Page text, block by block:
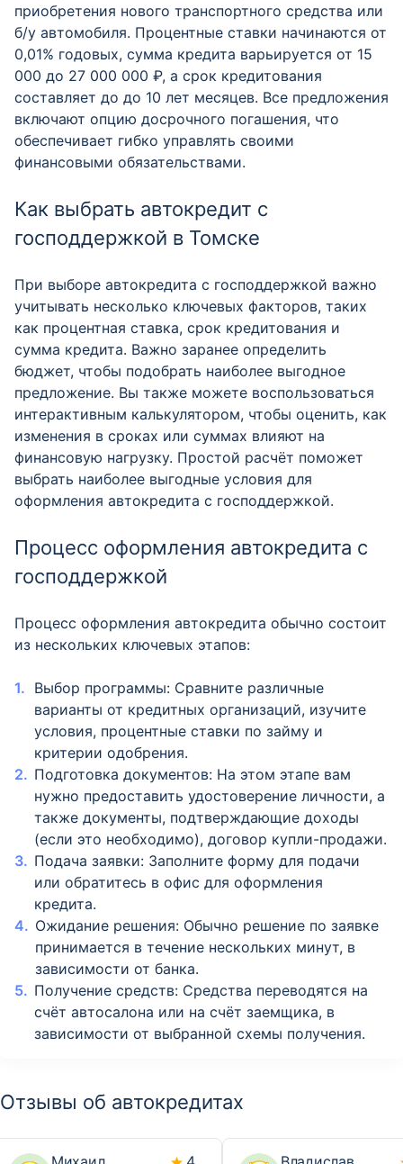
приобретения нового транспортного средства или
б/у автомобиля. Процентные ставки начинаются от
0,01% годовых, сумма кредита варьируется от 15
000 до 27 000 000 ₽, а срок кредитования
составляет до до 10 лет месяцев. Все предложения
включают опцию досрочного погашения, что
обеспечивает гибко управлять своими
финансовыми обязательствами.
Как выбрать автокредит с
господдержкой в Томске
При выборе автокредита с господдержкой важно
учитывать несколько ключевых факторов, таких
как процентная ставка, срок кредитования и
сумма кредита. Важно заранее определить
бюджет, чтобы подобрать наиболее выгодное
предложение. Вы также можете воспользоваться
интерактивным калькулятором, чтобы оценить, как
изменения в сроках или суммах влияют на
финансовую нагрузку. Простой расчёт поможет
выбрать наиболее выгодные условия для
оформления автокредита с господдержкой.
Процесс оформления автокредита с
господдержкой
Процесс оформления автокредита обычно состоит
из нескольких ключевых этапов:
Выбор программы: Сравните различные
варианты от кредитных организаций, изучите
условия, процентные ставки по займу и
критерии одобрения.
Подготовка документов: На этом этапе вам
нужно предоставить удостоверение личности, а
также документы, подтверждающие доходы
(если это необходимо), договор купли-продажи.
Подача заявки: Заполните форму для подачи
или обратитесь в офис для оформления
кредита.
Ожидание решения: Обычно решение по заявке
принимается в течение нескольких минут, в
зависимости от банка.
Получение средств: Средства переводятся на
счёт автосалона или на счёт заемщика, в
зависимости от выбранной схемы получения.
Отзывы об автокредитах